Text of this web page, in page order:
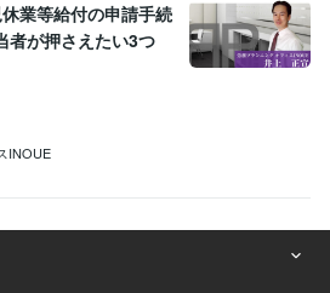
業等給付の申請手続
者が押さえたい3つ
INOUE